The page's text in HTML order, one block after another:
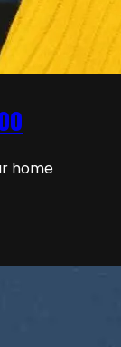
home